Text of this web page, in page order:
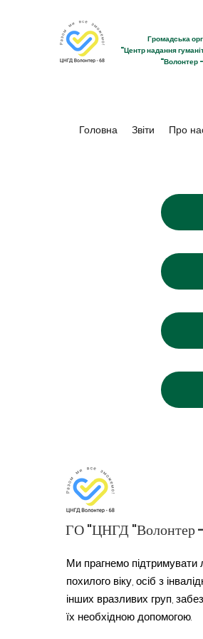
Громадська
"Центр надання
"Волонтер
Головна Звіти Про
ГО "ЦНГД "Волонтер
Ми прагнемо
похилого віку, осіб з
інших вразливих груп,
їх необхідною допомогою.